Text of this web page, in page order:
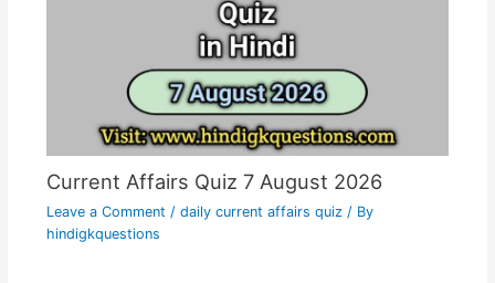
Current Affairs Quiz 7 August 2026
Leave a Comment / daily current affairs quiz/ By
hindigkquestions